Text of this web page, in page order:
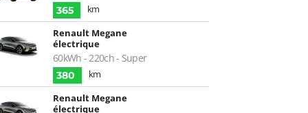
365
km
Renault Megane
électrique
60kWh - 220ch - Super
380
km
Renault Megane
électrique